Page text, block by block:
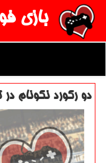
بازی
دو ركورد نكونام